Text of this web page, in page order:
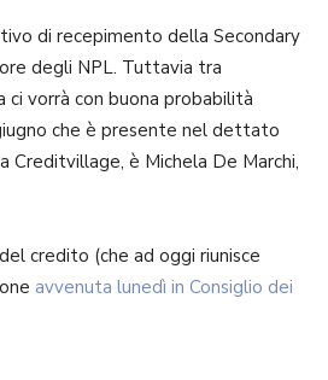
di recepimento della Secondary
degli NPL. Tuttavia tra
ci vorrà con buona probabilità
che è presente nel dettato
è Michela De Marchi,
credito (che ad oggi riunisce
avvenuta lunedì in Consiglio dei